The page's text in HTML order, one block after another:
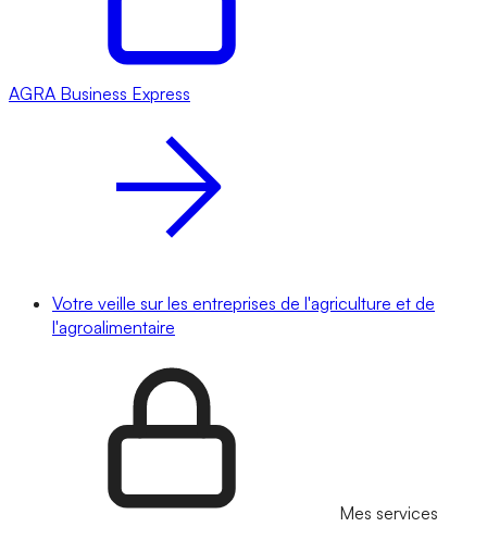
AGRA Business Express
Votre veille sur les entreprises de l'agriculture et de
l'agroalimentaire
Mes services